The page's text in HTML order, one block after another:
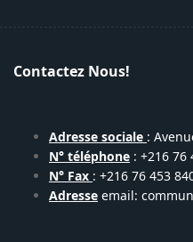
Contactez Nous!
Adresse sociale :
N° téléphone : +216 76
N° Fax : +216 76 453
Adresse email: